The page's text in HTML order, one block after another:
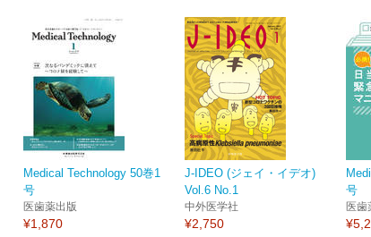
Medical Technology 50巻1
号
医歯薬出版
¥1,870
J-IDEO (ジェイ・イデオ)
Vol.6 No.1
中外医学社
¥2,750
号
医歯